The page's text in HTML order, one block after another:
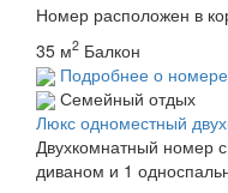
Номер расположен в
35 м2 Балкон
Подробнее о номере
Семейный отдых
Люкс одноместный
Двухкомнатный номер
диваном и 1